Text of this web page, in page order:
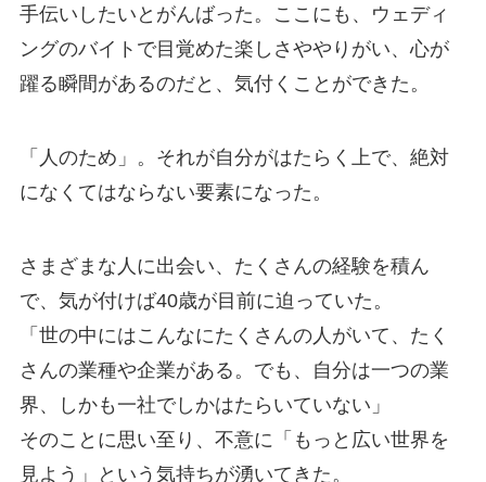
手伝いしたいとがんばった。ここにも、ウェディ
ングのバイトで目覚めた楽しさややりがい、心が
躍る瞬間があるのだと、気付くことができた。
「人のため」。それが自分がはたらく上で、絶対
になくてはならない要素になった。
さまざまな人に出会い、たくさんの経験を積ん
で、気が付けば40歳が目前に迫っていた。
「世の中にはこんなにたくさんの人がいて、たく
さんの業種や企業がある。でも、自分は一つの業
界、しかも一社でしかはたらいていない」
そのことに思い至り、不意に「もっと広い世界を
見よう」という気持ちが湧いてきた。